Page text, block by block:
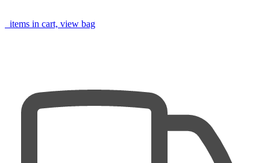
items in cart, view bag